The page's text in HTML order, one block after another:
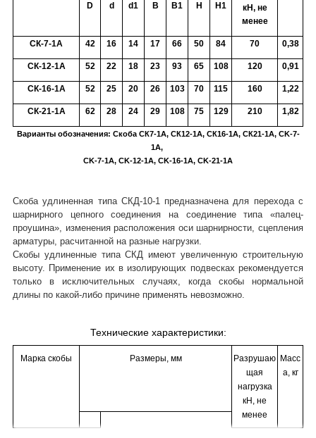
кН, не
менее
D d d1 B B1 H H1
СК-7-1А 42 16 14 17 66 50 84 70 0,38
СК-12-1А 52 22 18 23 93 65 108 120 0,91
СК-16-1А 52 25 20 26 103 70 115 160 1,22
СК-21-1А 62 28 24 29 108 75 129 210 1,82
Варианты обозначения: Скоба СК7-1А, СК12-1А, СК16-1А, СК21-1А, CK-7-
1A,
CK-7-1A, CK-12-1A, CK-16-1A, CK-21-1A
Скоба удлиненная типа СКД-10-1 предназначена для перехода с
шарнирного цепного соединения на соединение типа «палец-
проушина», изменения расположения оси шарнирности, сцепления
арматуры, расчитанной на разные нагрузки.
Скобы удлиненные типа СКД имеют увеличенную строительную
высоту. Применение их в изолирующих подвесках рекомендуется
только в исключительных случаях, когда скобы нормальной
длины по какой-либо причине применять невозможно.
Технические характеристики:
Марка скобы Размеры, мм
Разрушаю
щая
нагрузка
кН, не
менее
Масс
а, кг